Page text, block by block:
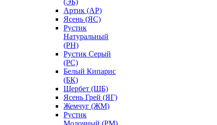
(ЭБ)
Артик (АР)
Ясень (ЯС)
Рустик
Натуральный
(РН)
Рустик Серый
(РС)
Белый Кипарис
(БК)
Щербет (ЩБ)
Ясень Грей (ЯГ)
Жемчуг (ЖМ)
Рустик
Молочный (РМ)